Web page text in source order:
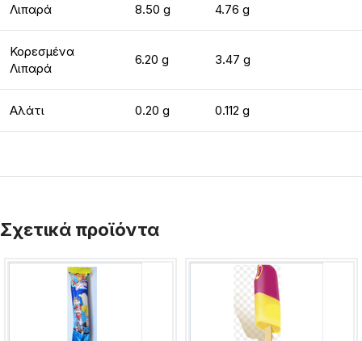
Λιπαρά 8.50 g 4.76 g
Κορεσμένα
Λιπαρά
6.20 g 3.47 g
Αλάτι 0.20 g 0.112 g
Σχετικά προϊόντα